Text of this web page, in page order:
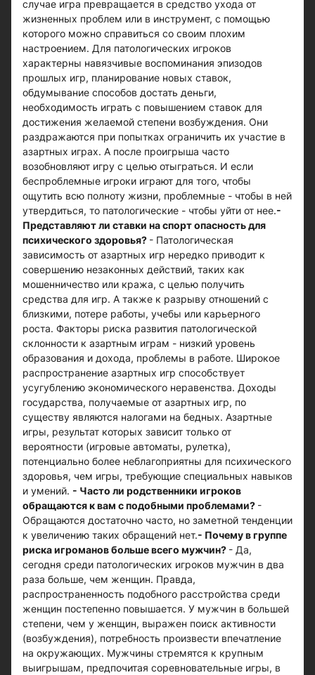
случае игра превращается в средство ухода от
жизненных проблем или в инструмент, с помощью
которого можно справиться со своим плохим
настроением. Для патологических игроков
характерны навязчивые воспоминания эпизодов
прошлых игр, планирование новых ставок,
обдумывание способов достать деньги,
необходимость играть с повышением ставок для
достижения желаемой степени возбуждения. Они
раздражаются при попытках ограничить их участие в
азартных играх. А после проигрыша часто
возобновляют игру с целью отыграться. И если
беспроблемные игроки играют для того, чтобы
ощутить всю полноту жизни, проблемные - чтобы в ней
утвердиться, то патологические - чтобы уйти от нее.-
Представляют ли ставки на спорт опасность для
психического здоровья? - Патологическая
зависимость от азартных игр нередко приводит к
совершению незаконных действий, таких как
мошенничество или кража, с целью получить
средства для игр. А также к разрыву отношений с
близкими, потере работы, учебы или карьерного
роста. Факторы риска развития патологической
склонности к азартным играм - низкий уровень
образования и дохода, проблемы в работе. Широкое
распространение азартных игр способствует
усугублению экономического неравенства. Доходы
государства, получаемые от азартных игр, по
существу являются налогами на бедных. Азартные
игры, результат которых зависит только от
вероятности (игровые автоматы, рулетка),
потенциально более неблагоприятны для психического
здоровья, чем игры, требующие специальных навыков
и умений. - Часто ли родственники игроков
обращаются к вам с подобными проблемами? -
Обращаются достаточно часто, но заметной тенденции
к увеличению таких обращений нет.- Почему в группе
риска игроманов больше всего мужчин? - Да,
сегодня среди патологических игроков мужчин в два
раза больше, чем женщин. Правда,
распространенность подобного расстройства среди
женщин постепенно повышается. У мужчин в большей
степени, чем у женщин, выражен поиск активности
(возбуждения), потребность произвести впечатление
на окружающих. Мужчины стремятся к крупным
выигрышам, предпочитая соревновательные игры, в